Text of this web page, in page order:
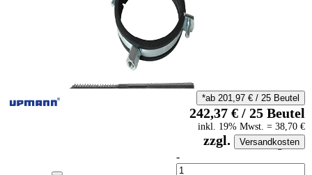
auf Anfrageliste
-
Anzahl
*ab 201,97 €/ 25 Beutel
242,37 €/ 25 Beutel
inkl. 19% Mwst. = 38,70 €
zzgl. Versandkosten